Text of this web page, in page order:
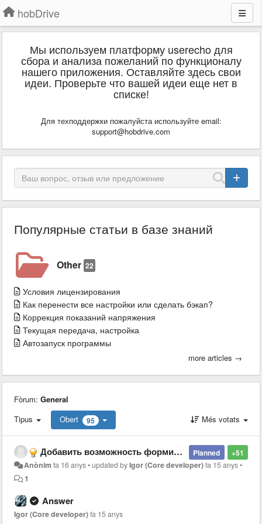
hobDrive
Мы используем платформу userecho для
сбора и анализа пожеланий по функционалу
нашего приложения. Оставляйте здесь свои
идеи. Проверьте что вашей идеи еще нет в
списке!
Для техподдержки пожалуйста используйте email:
support@hobdrive.com
Популярные статьи в базе знаний
Other 22
Условия лицензирования
Как перенести все настройки или сделать бэкап?
Коррекция показаний напряжения
Текущая передача, настройка
Автозапуск программы
more articles →
Fòrum: General
Tipus
Obert 95 Més votats
+51
Planned
Добавить возможность формирования пользовательского экрана - Allow user to configure screen with custom sensors
Anònim fa 16 anys•updated byIgor (Core developer)fa 15 anys•
1
Answer
Igor (Core developer)fa 15 anys